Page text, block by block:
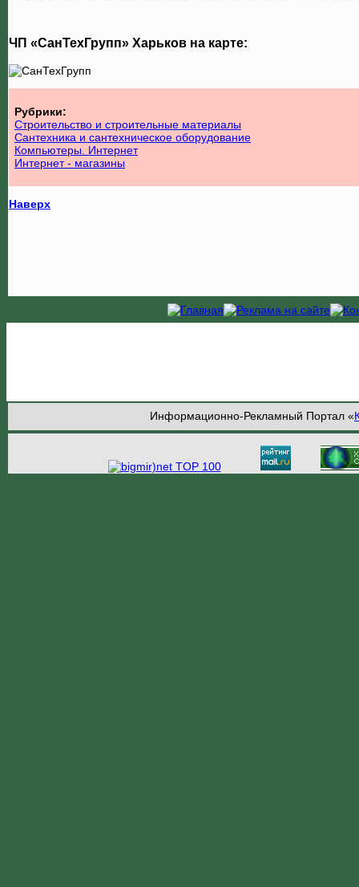
ЧП «СанТехГрупп» Харьков на карте:
Рубрики:
Строительство и строительные материалы
Сантехника и сантехническое оборудование
Компьютеры. Интернет
Интернет - магазины
Наверх
Информационно-Рекламный Портал «